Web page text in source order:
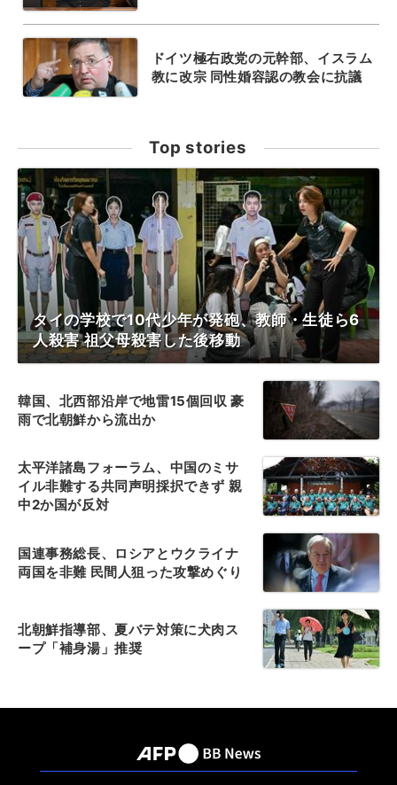
ドイツ極右政党の元幹部、イスラム
教に改宗 同性婚容認の教会に抗議
Top stories
タイの学校で10代少年が発砲、教師・生徒ら6
人殺害 祖父母殺害した後移動
韓国、北西部沿岸で地雷15個回収 豪
雨で北朝鮮から流出か
太平洋諸島フォーラム、中国のミサ
イル非難する共同声明採択できず 親
中2か国が反対
国連事務総長、ロシアとウクライナ
両国を非難 民間人狙った攻撃めぐり
北朝鮮指導部、夏バテ対策に犬肉ス
ープ「補身湯」推奨